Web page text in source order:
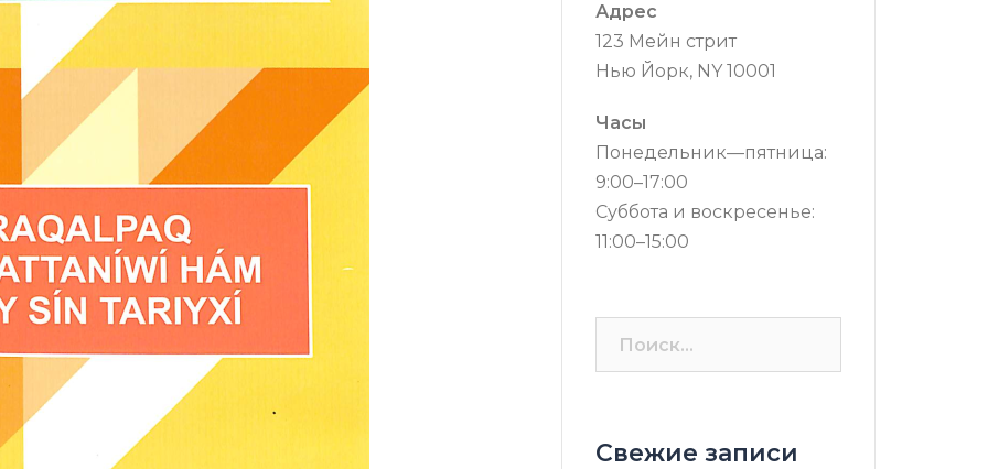
Адрес
123 Мейн стрит
Нью Йорк, NY 10001
Часы
Понедельник—пятница:
9:00–17:00
Суббота и воскресенье:
11:00–15:00
Свежие записи